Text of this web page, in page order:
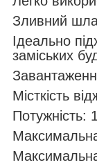
Зливний
Ідеально
заміських
Місткість
Потужність: